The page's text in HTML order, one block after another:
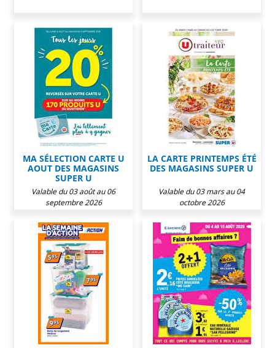
MA SÉLECTION CARTE U
AOUT DES MAGASINS
SUPER U
Valable du 03 août au 06
septembre 2026
LA CARTE PRINTEMPS ÉTÉ
DES MAGASINS SUPER U
Valable du 03 mars au 04
octobre 2026